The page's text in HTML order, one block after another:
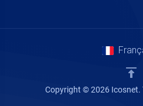
Copyright © 2026 Icosnet.